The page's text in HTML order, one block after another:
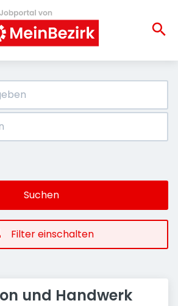
Suchen
Filter einschalten
und Handwerk